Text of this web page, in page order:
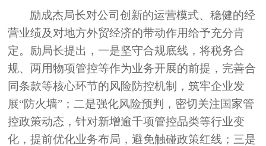
励成杰局长对公司创新的运营模式、稳健的经
营业绩及对地方外贸经济的带动作用给予充分肯
定。励局长提出，一是坚守合规底线，将税务合
规、两用物项管控等作为业务开展的前提，完善合
同条款等核心环节的风险防控机制，筑牢企业发
展“防火墙”；二是强化风险预判，密切关注国家管
控政策动态，针对新增逾千项管控品类等行业变
化，提前优化业务布局，避免触碰政策红线；三是